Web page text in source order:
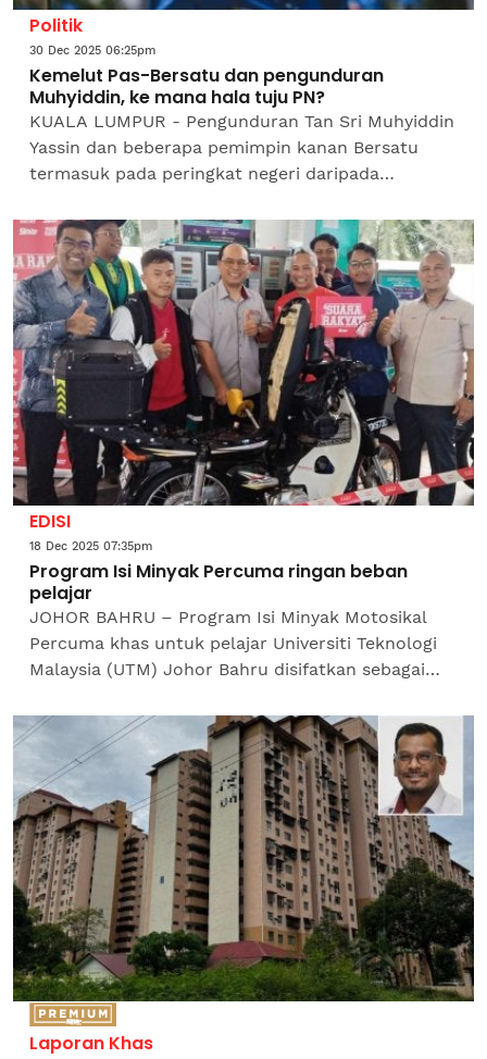
Politik
30 Dec 2025 06:25pm
Kemelut Pas-Bersatu dan pengunduran
Muhyiddin, ke mana hala tuju PN?
KUALA LUMPUR - Pengunduran Tan Sri Muhyiddin
Yassin dan beberapa pemimpin kanan Bersatu
termasuk pada peringkat negeri daripada
bahawa gabungan itu...
EDISI
18 Dec 2025 07:35pm
Program Isi Minyak Percuma ringan beban
pelajar
JOHOR BAHRU – Program Isi Minyak Motosikal
Percuma khas untuk pelajar Universiti Teknologi
Malaysia (UTM) Johor Bahru disifatkan sebagai
kewangan...
Laporan Khas